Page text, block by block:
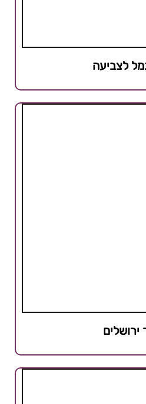
לצביעה
ירושלים